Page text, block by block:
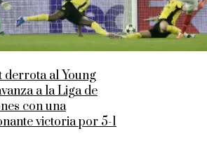
derrota al Young
a la Liga de
con una
victoria por 5-1